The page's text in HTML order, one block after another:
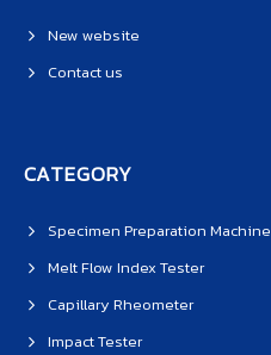
New website
Contact us
CATEGORY
Specimen Preparation Machine
Melt Flow Index Tester
Capillary Rheometer
Impact Tester